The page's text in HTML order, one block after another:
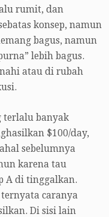
rumit, dan
konsep, namun
bagus, namun
lebih bagus.
atau di rubah
terlalu banyak
$100/day,
sebelumnya
karena tau
A di tinggalkan.
caranya
Di sisi lain